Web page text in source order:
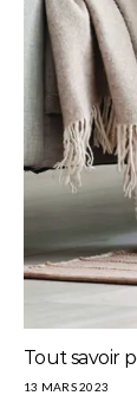
Tout savoir
13 MARS 2023